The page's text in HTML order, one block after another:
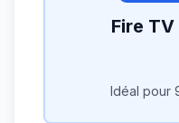
Fire
Idéal pour